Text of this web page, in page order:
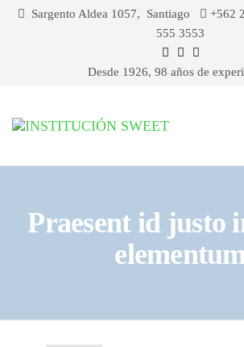
Sargento Aldea 1057, Santiago
+562
555 3553
Desde 1926, 98 años de
Sweet
Praesent id justo